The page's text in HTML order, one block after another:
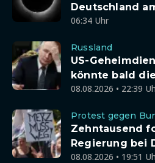
Deutschland
06:34 Uhr
Russland
US-
könnte bald
08.08.2026 • 22:39
Protest gegen
Zehntausend
Regierung bei
08.08.2026 • 19:51